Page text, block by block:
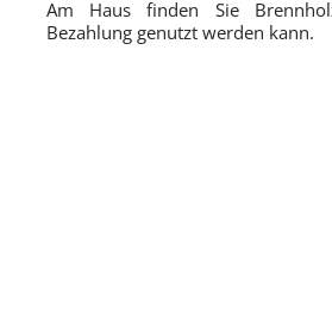
Am Haus finden Sie
Bezahlung genutzt werden kann.